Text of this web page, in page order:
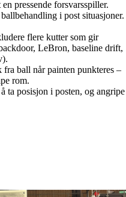
pressende forsvarsspiller.
i post situasjoner.
flere kutter som gir
LeBron, baseline drift,
fra ball når painten punkteres –
rom.
ta posisjon i posten, og angripe